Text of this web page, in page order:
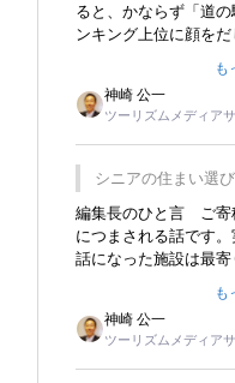
ると、かならず「道
ンキング上位に顔を
れ永井 彰一社長にイ
話が次々が飛び出しま
でも思い出すことが
に東京ディズニーラ
接客業の何かを理解
もう一つは1800円も
販売するにあたり、
永井社長は、駐車場
まっていることに目
確信したそうです。
も
神崎 公一
ツーリズムメディア
シニアの住まい選
のは出かけたくなる
編集長のひと言 ご寄
につまされる話です
話になった施設は最
りました。母の住ま
施設を選択したのです
仕事ででした。シニ
はなく、世話をする
も
神崎 公一
ツーリズムメディア